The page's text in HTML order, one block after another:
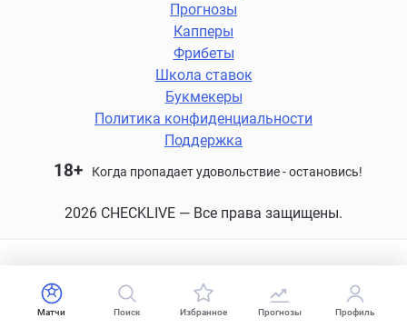
Прогнозы
Капперы
Фрибеты
Школа ставок
Букмекеры
Политика конфиденциальности
Поддержка
18+ Когда пропадает удовольствие - остановись!
2026 CHECKLIVE — Все права защищены.
Матчи Поиск Избранное Прогнозы Профиль